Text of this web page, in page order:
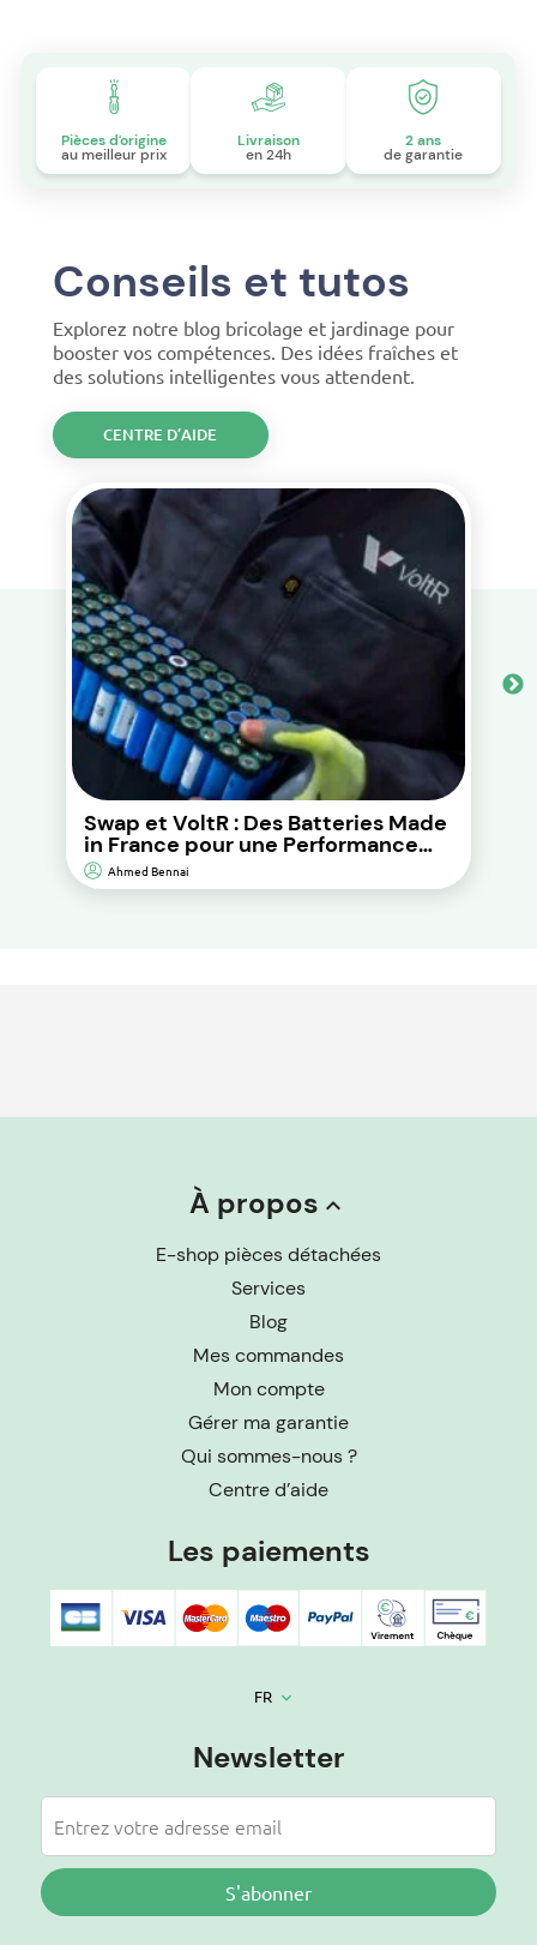
Pièces d'origine
au meilleur prix
Livraison
en 24h
2 ans
de garantie
Conseils et tutos
Explorez notre blog bricolage et jardinage pour
booster vos compétences. Des idées fraîches et
des solutions intelligentes vous attendent.
CENTRE D’AIDE
Swap et VoltR : Des Batteries Made
in France pour une Performance
Durable et d’Impact
Environnemental Réduit.
Ahmed Bennai
À propos keyboard_arrow_up
E-shop pièces détachées
Services
Blog
Mes commandes
Mon compte
Gérer ma garantie
Qui sommes-nous ?
Centre d’aide
Les paiements
FR keyboard_arrow_down
Newsletter
S'abonner